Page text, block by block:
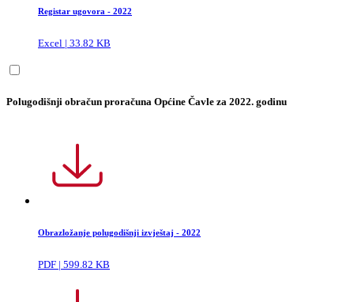
Registar ugovora - 2022
Excel | 33.82 KB
Polugodišnji obračun proračuna Općine Čavle za 2022. godinu
Obrazložanje polugodišnji izvještaj - 2022
PDF | 599.82 KB